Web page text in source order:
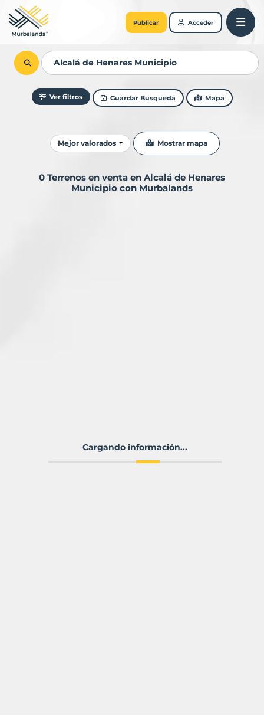
Publicar Acceder
Ver filtros Guardar Busqueda Mapa
Ordenar resultados
Mejor valorados Mostrar mapa
0 Terrenos en venta en Alcalá de Henares
Municipio con Murbalands
Cargando información...